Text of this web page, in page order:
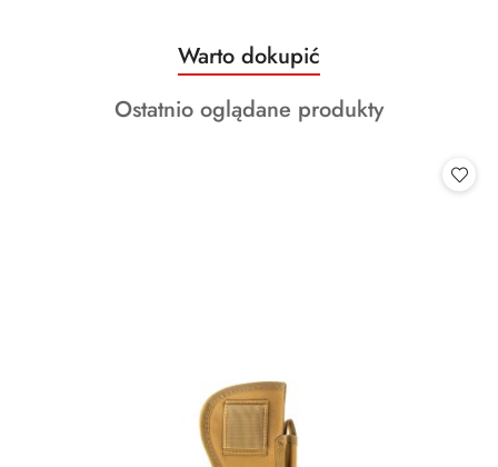
Pomiń karuzelę produktów
Produkty
o
statusie:
Warto dokupić
Produkty
Ostatnio oglądane produkty